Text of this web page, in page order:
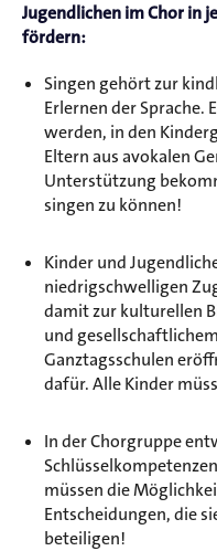
Jugendlichen im Chor in
fördern:
Singen gehört zur
Erlernen der Sprache.
werden, in den
Eltern aus avokalen
Unterstützung
singen zu können!
Kinder und
niedrigschwelligen
damit zur kulturellen
und
Ganztagsschulen
dafür. Alle Kinder
In der Chorgruppe
müssen die
Entscheidungen, die
beteiligen!